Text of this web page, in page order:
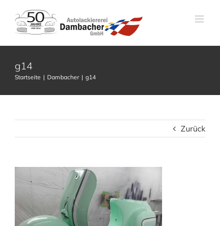
Inhalt
springen
g14
Startseite Dambacher g14
Zurück